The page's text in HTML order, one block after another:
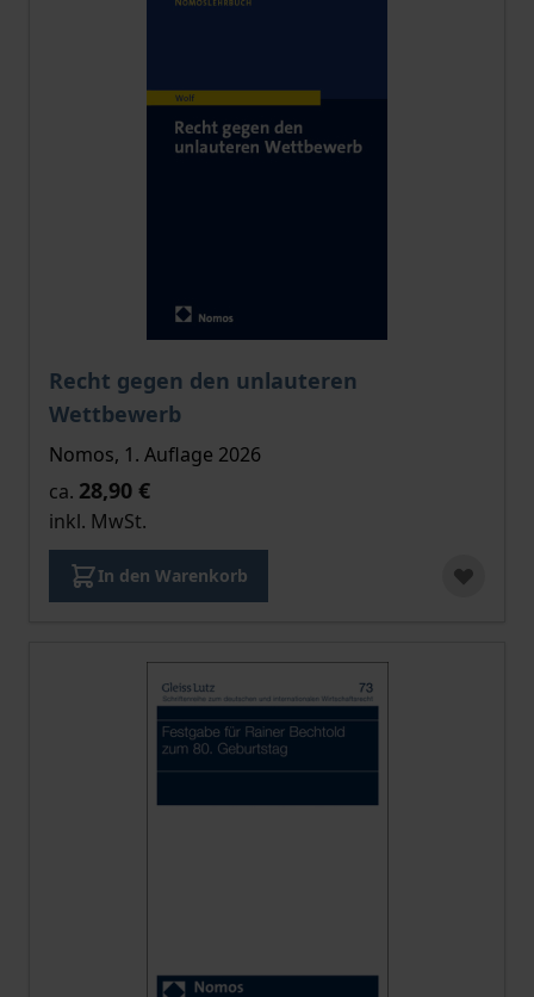
Recht gegen den unlauteren
Wettbewerb
Der Preis dieses Titels richtet sich nach der
Nomos, 1. Auflage 2026
ca. 28,90 €
inkl. MwSt.
In den Warenkorb